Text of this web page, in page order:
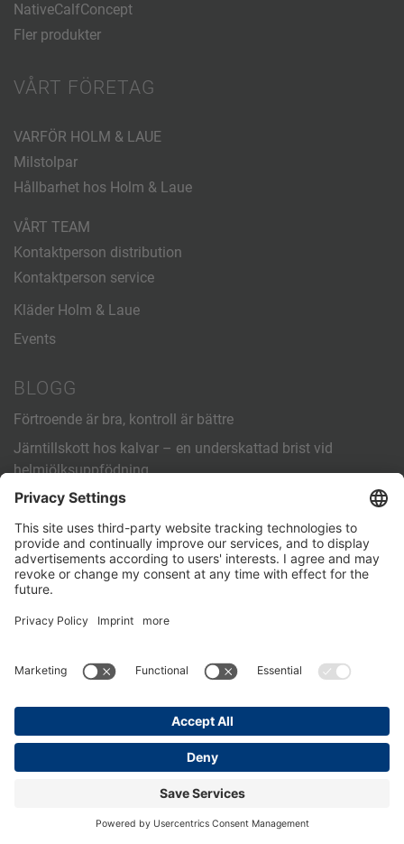
NativeCalfConcept
Fler produkter
VÅRT FÖRETAG
VARFÖR HOLM & LAUE
Milstolpar
Hållbarhet hos Holm & Laue
VÅRT TEAM
Kontaktperson distribution
Kontaktperson service
Kläder Holm & Laue
Events
BLOGG
Förtroende är bra, kontroll är bättre
Järntillskott hos kalvar – en underskattad brist vid
helmjölksuppfödning
Vilken napp är den rätta? – En studie om hur man kan
påverka kalvars drickhastighet
Fördelar med par- och grupphållning
Framgångsrik kalvuppfödning med standardiserade
arbetsrutiner (SOP)
Dataskyddspolicy
Impressum